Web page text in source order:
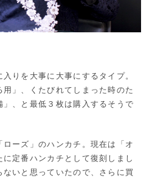
りを大事に大事にするタイプ。
」、くたびれてしまった時のた
、と最低３枚は購入するそうで
ーズ」のハンカチ。現在は「オ
定番ハンカチとして復刻しまし
いと思っていたので、さらに買